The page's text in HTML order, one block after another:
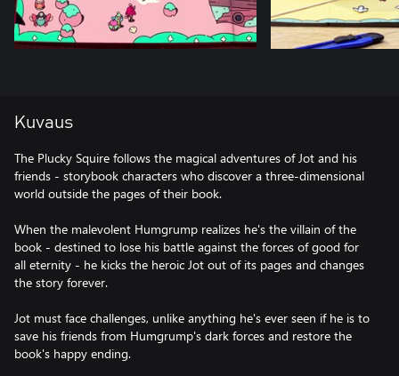
Kuvaus
The Plucky Squire follows the magical adventures of Jot and his
friends - storybook characters who discover a three-dimensional
world outside the pages of their book.
When the malevolent Humgrump realizes he's the villain of the
book - destined to lose his battle against the forces of good for
all eternity - he kicks the heroic Jot out of its pages and changes
the story forever.
Jot must face challenges, unlike anything he's ever seen if he is to
save his friends from Humgrump's dark forces and restore the
book's happy ending.